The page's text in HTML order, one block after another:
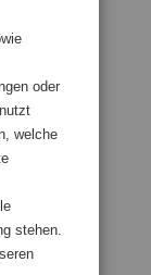
oder
welche
stehen.